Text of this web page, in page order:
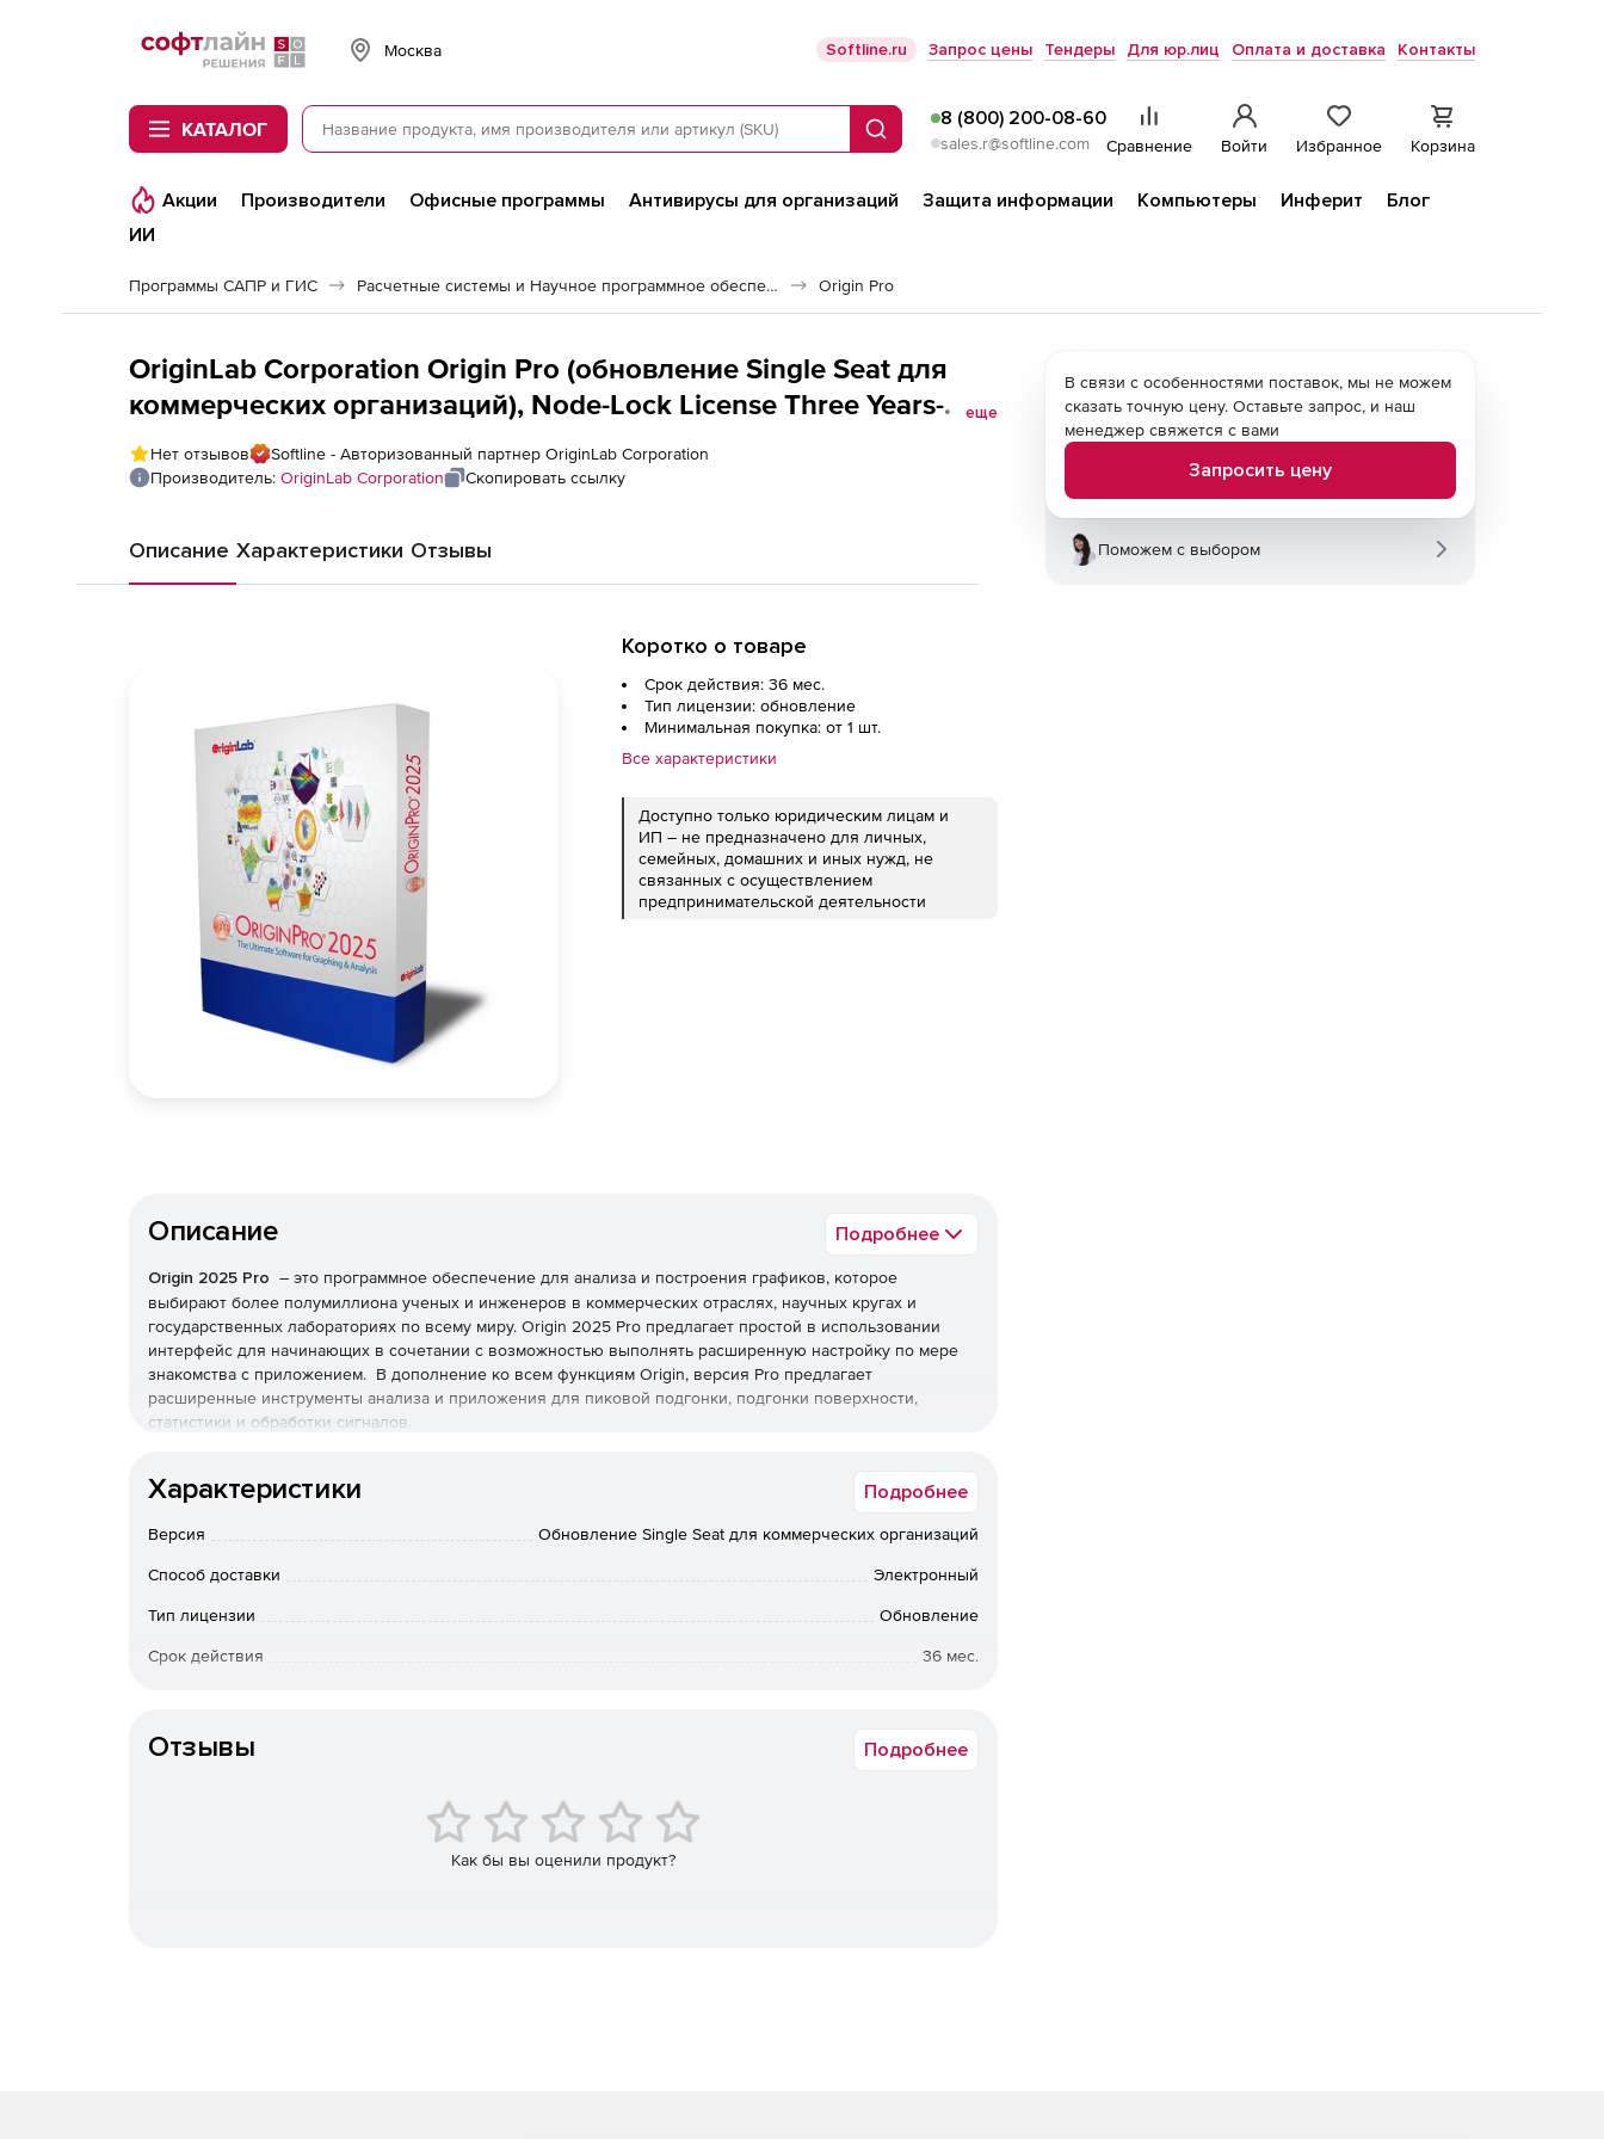
Softline
Москва Softline.ru Запрос цены Тендеры Для юр.лиц Оплата и доставка Контакты
КАТАЛОГ Поиск
8 (800) 200-08-60
sales.r@softline.com Сравнение Войти Избранное Корзина
Акции Производители Офисные программы Антивирусы для организаций Защита информации Компьютеры Инферит
Блог
ИИ
Программы САПР и ГИС Расчетные системы и Научное программное обеспечение Origin Pro
OriginLab Corporation Origin Pro (обновление Single Seat для
коммерческих организаций), Node-Lock License Three Years-
2020/2020B
еще
Нет отзывов
Softline - Авторизованный партнер OriginLab Corporation
Производитель: OriginLab Corporation Скопировать ссылку
Описание Характеристики Отзывы
Коротко о товаре
Срок действия: 36 мес.
Тип лицензии: обновление
Минимальная покупка: от 1 шт.
Все характеристики
Доступно только юридическим лицам и
ИП – не предназначено для личных,
семейных, домашних и иных нужд, не
связанных с осуществлением
предпринимательской деятельности
Описание Подробнее
Origin 2025 Pro – это программное обеспечение для анализа и построения графиков, которое
выбирают более полумиллиона ученых и инженеров в коммерческих отраслях, научных кругах и
государственных лабораториях по всему миру. Origin 2025 Pro предлагает простой в использовании
интерфейс для начинающих в сочетании с возможностью выполнять расширенную настройку по мере
знакомства с приложением. В дополнение ко всем функциям Origin, версия Pro предлагает
расширенные инструменты анализа и приложения для пиковой подгонки, подгонки поверхности,
статистики и обработки сигналов.
параметров, что позволяет создавать шаблоны для повторяющихся задач или выполнять пакетные
возможности в Origin, подключившись к другим приложениям, таким как MATLAB , LabVIEW или
сценариев и C, встроенный Python или консоль R.
дополнительные оси и панели, добавлять, удалять графики и т. д.в соответствии с конкретными
потребностями. Доступно пакетное построение новых графиков с аналогичной структурой данных или
качестве тем графика для будущего использования.
Характеристики Подробнее
Версия Обновление Single Seat для коммерческих организаций
Способ доставки Электронный
Тип лицензии Обновление
Срок действия 36 мес.
Отзывы Подробнее
Как бы вы оценили продукт?
В связи с особенностями поставок, мы не можем
сказать точную цену. Оставьте запрос, и наш
менеджер свяжется с вами
Запросить цену
Поможем с выбором